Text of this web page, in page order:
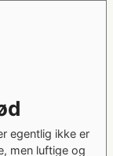
egentlig ikke er
men luftige og